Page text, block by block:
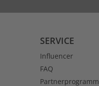
SERVICE
Influencer
FAQ
Partnerprogramm